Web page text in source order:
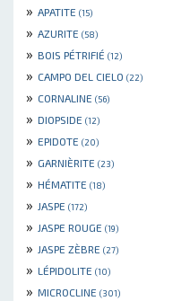
» APATITE (15)
» AZURITE (58)
» BOIS PÉTRIFIÉ (12)
» CAMPO DEL CIELO (22)
» CORNALINE (56)
» DIOPSIDE (12)
» EPIDOTE (20)
» GARNIÈRITE (23)
» HÉMATITE (18)
» JASPE (172)
» JASPE ROUGE (19)
» JASPE ZÈBRE (27)
» LÉPIDOLITE (10)
» MICROCLINE (301)